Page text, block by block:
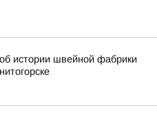
истории швейной фабрики